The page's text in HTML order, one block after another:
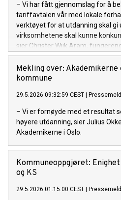
– Vi har fått gjennomslag for å
tariffavtalen vår med lokale
verktøyet for at utdanning skal gi
virksomhetene skal kunne
sier Christer Wiik Aram,
stat.
Mekling over: Akademikerne
kommune
29.5.2026 09:32:59 CEST
– Vi er fornøyde med et resultat
høyere utdanning, sier Julius
Akademikerne i Oslo.
Kommuneoppgjøret:
og KS
29.5.2026 01:15:00 CEST